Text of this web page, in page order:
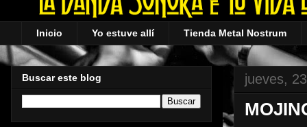
Inicio Yo estuve allí Tienda Metal Nostrum
jueves,
Buscar este blog